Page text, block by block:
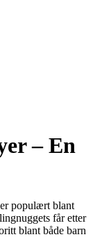
– En
populært blant
får etter
blant både barn